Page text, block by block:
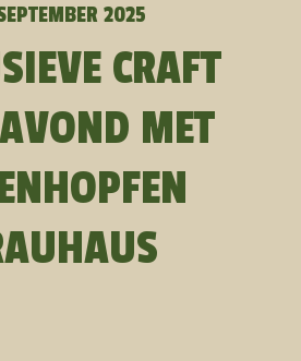
2025
CRAFT
MET